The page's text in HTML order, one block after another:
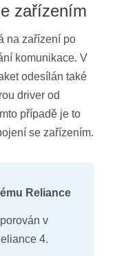
zařízením
na zařízení po
komunikace. V
odesílán také
driver od
případě je to
se zařízením.
Reliance
v
4.